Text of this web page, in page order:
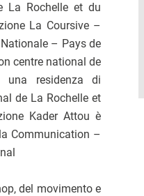
La Rochelle et du
La Coursive –
– Pays de
centre national de
una residenza di
de La Rochelle et
Kader Attou è
Communication –
del movimento e